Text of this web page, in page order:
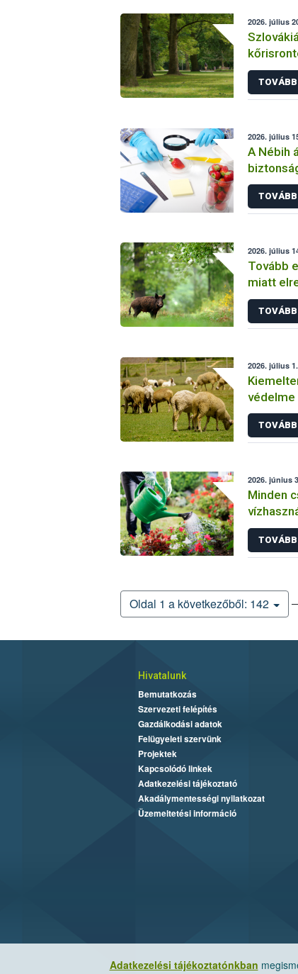
2026. július
TOVÁBB
2026. július
A Nébih
kis
TOVÁBB
2026. július
Tovább
miatt
TOVÁBB
2026. július
védelme
TOVÁBB
2026. június
Minden
TOVÁBB
Oldal 1 a következőből: 142
Adatkezelési tájékoztatónkban
Hivatalunk
Bemutatkozás
Szervezeti felépítés
Gazdálkodási adatok
Felügyeleti szervünk
Projektek
Kapcsolódó linkek
Adatkezelési tájékoztató
Akadálymentességi nyilatkozat
Üzemeltetési információ